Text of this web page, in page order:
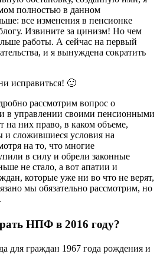
полностью в данном
все изменения в пенсионке
Извините за цинизм! Но чем
работы. А сейчас на первый
и я вынуждена сократить
исправиться! 🙂
рассмотрим вопрос о
в управлении своими пенсионными
на них право, в каком объеме,
сложившиеся условия на
на то, что многие
в силу и обрели законные
не стало, а вот апатии и
которые уже ни во что не верят,
мы обязательно рассмотрим, но
НПФ в 2016 году?
для граждан 1967 года рождения и